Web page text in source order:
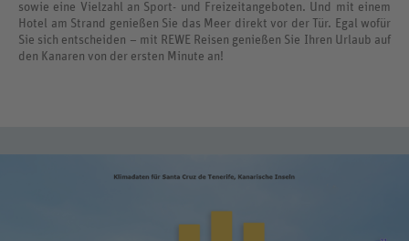
sowie eine Vielzahl an Sport- und Freizeitangeboten. Und mit einem
Hotel am Strand genießen Sie das Meer direkt vor der Tür. Egal wofür
Sie sich entscheiden – mit REWE Reisen genießen Sie Ihren Urlaub auf
den Kanaren von der ersten Minute an!